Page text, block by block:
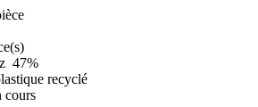
47%
recyclé
cours